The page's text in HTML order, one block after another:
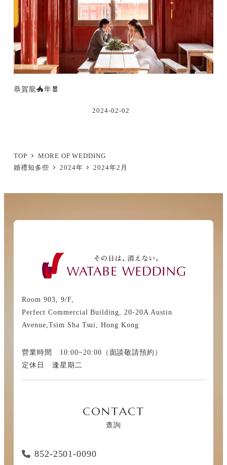
恭賀龍🐲年🧧
2024-02-02
TOP
MORE OF WEDDING
婚禮知多些
2024年 2024年2月
Room 903, 9/F,
Perfect Commercial Building, 20-20A Austin
Avenue,Tsim Sha Tsui, Hong Kong
營業時間 10:00~20:00（面談敬請預約）
定休日 逢星期二
CONTACT
查詢
852-2501-0090